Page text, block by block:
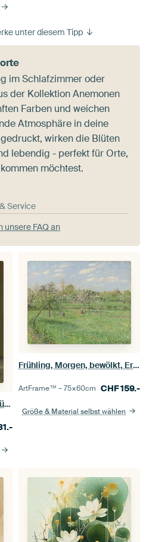
unter diesem Tipp
im Schlafzimmer oder
der Kollektion Anemonen
Farben und weichen
Atmosphäre in deine
wirken die Blüten
lebendig - perfekt für Orte,
möchtest.
Service
unsere FAQ an
Stillleben mit Blumen und Nüssen, Anthony Oberman
Frühling, Morgen, bewölkt, Eragny, Camille Pissarro
ArtFrame™ –75×60cm CHF159.-
Größe & Material selbst wählen